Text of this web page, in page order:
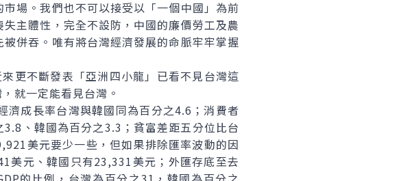
場。我們也不可以接受以「一個中國」為前
主體性，完全不設防，中國的廉價勞工及農
併吞。唯有將台灣經濟發展的命脈牢牢掌握
不斷發表「亞洲四小龍」已看不見台灣這
就一定能看見台灣。
成長率台灣與韓國同為百分之4.6；消費者
、韓國為百分之3.3；貧富差距五分位比台
美元要少一些，但如果排除匯率波動的因
美元、韓國只有23,331美元；外匯存底至去